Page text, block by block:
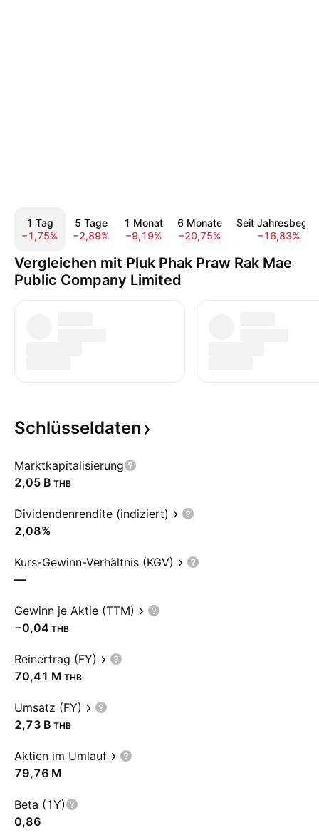
1 Tag
−1,75%
5 Tage
−2,89%
1 Monat
−9,19%
6 Monate
−20,75%
Seit
−16,83%
Vergleichen mit Pluk Phak Praw Rak Mae
Public Company Limited
Schlüsseldaten
Marktkapitalisierung
‪2,05 B‬ THB
Dividendenrendite (indiziert)
2,08%
Kurs-Gewinn-Verhältnis (KGV)
—
Gewinn je Aktie (TTM)
−0,04 THB
Reinertrag (FY)
‪70,41 M‬ THB
Umsatz (FY)
‪2,73 B‬ THB
Aktien im Umlauf
‪79,76 M‬
Beta (1Y)
0,86